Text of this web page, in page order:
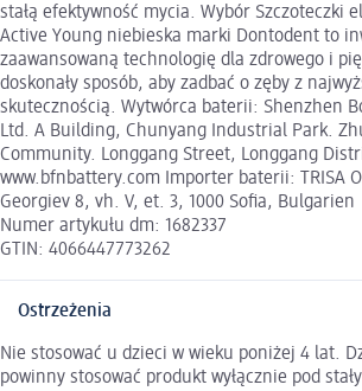
stałą efektywność mycia. Wybór Szczoteczki
Active Young niebieska marki Dontodent to
zaawansowaną technologię dla zdrowego i
doskonały sposób, aby zadbać o zęby z
skutecznością. Wytwórca baterii: Shenzhen
Ltd. A Building, Chunyang Industrial Park.
Community. Longgang Street, Longgang
www.bfnbattery.com Importer baterii: TRISA
Georgiev 8, vh. V, et. 3, 1000 Sofia, Bulgarien
Numer artykułu dm: 1682337
GTIN: 4066447773262
Ostrzeżenia
Nie stosować u dzieci w wieku poniżej 4 lat.
powinny stosować produkt wyłącznie pod